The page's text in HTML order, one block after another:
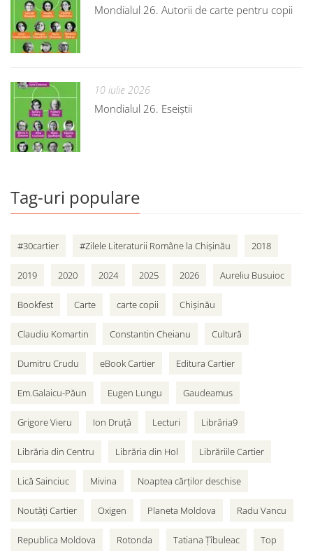
Mondialul 26. Autorii de carte pentru copii
10 iulie 2026
Mondialul 26. Eseiștii
Tag-uri populare
#30cartier #Zilele Literaturii Române la Chișinău 2018
2019 2020 2024 2025 2026 Aureliu Busuioc
Bookfest Carte carte copii Chișinău
Claudiu Komartin Constantin Cheianu Cultură
Dumitru Crudu eBook Cartier Editura Cartier
Em.Galaicu-Păun Eugen Lungu Gaudeamus
Grigore Vieru Ion Druță Lecturi Librăria9
Librăria din Centru Librăria din Hol Librăriile Cartier
Lică Sainciuc Mivina Noaptea cărților deschise
Noutăți Cartier Oxigen Planeta Moldova Radu Vancu
Republica Moldova Rotonda Tatiana Țîbuleac Top